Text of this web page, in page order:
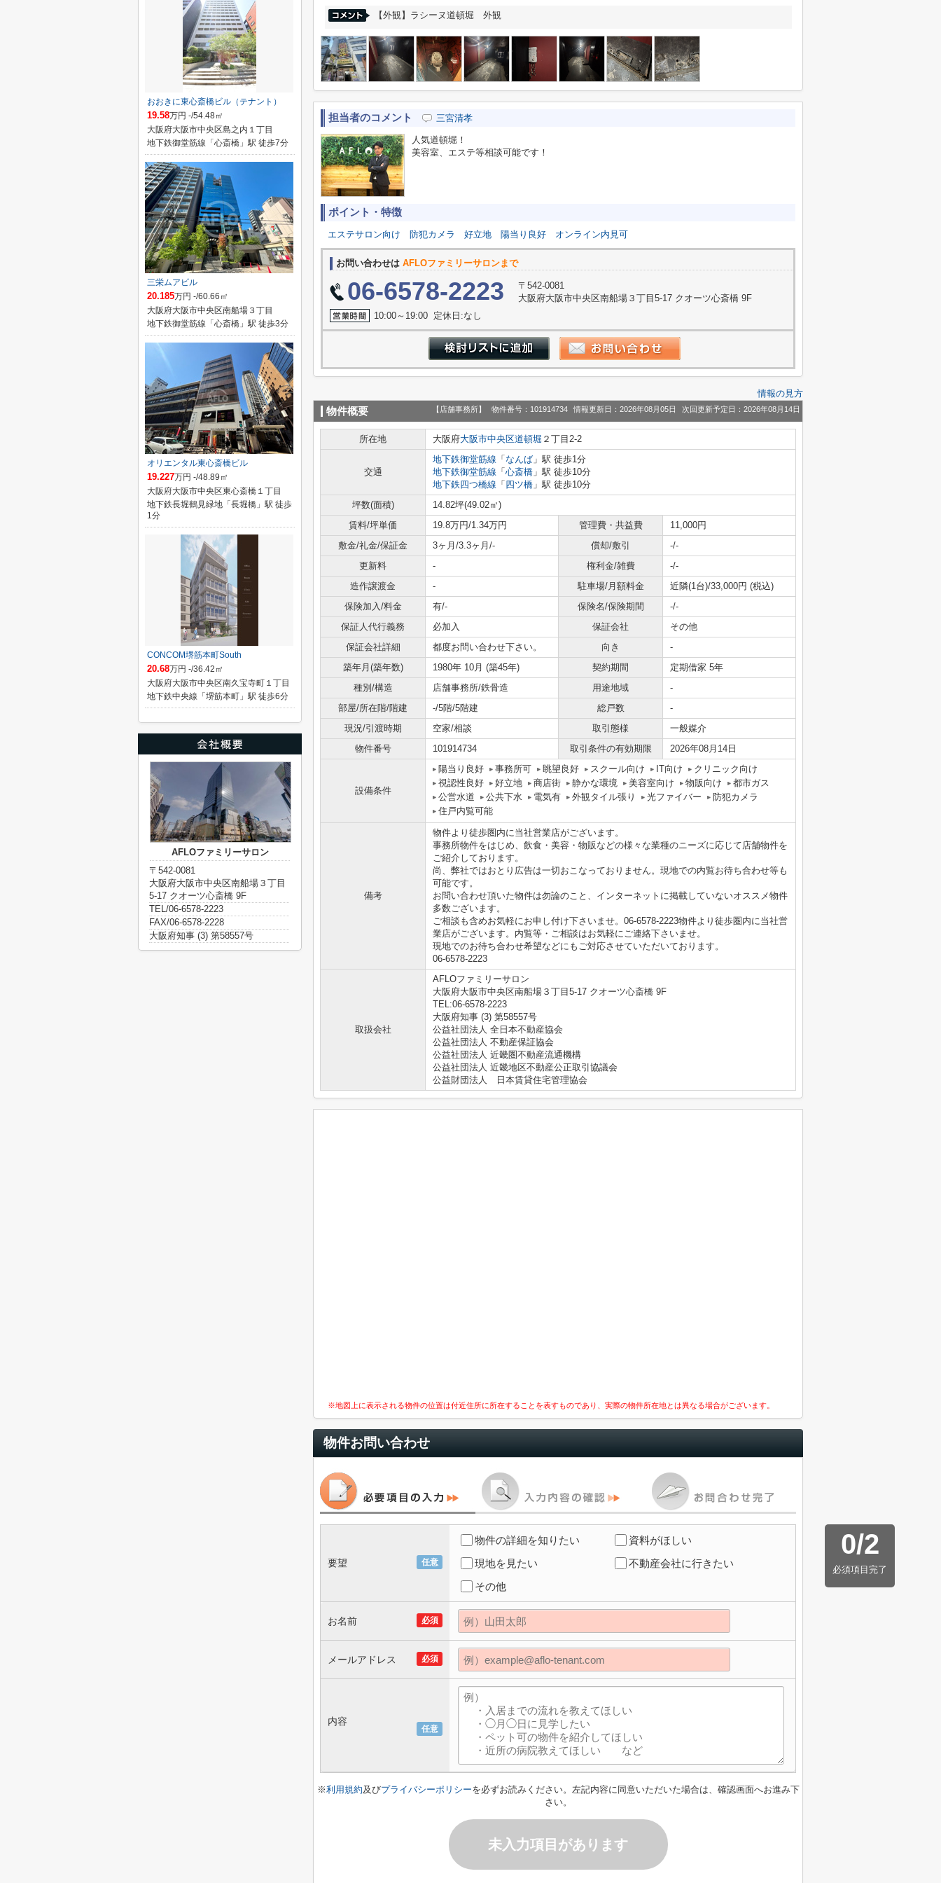
【外観】ラシーヌ道頓堀 外観
担当者のコメント 三宮清孝
人気道頓堀！
美容室、エステ等相談可能です！
ポイント・特徴
エステサロン向け 防犯カメラ 好立地 陽当り良好 オンライン内見可
お問い合わせは AFLOファミリーサロンまで
06-6578-2223
〒542-0081
大阪府大阪市中央区南船場３丁目5-17 クオーツ心斎橋 9F
10:00～19:00 定休日:なし
情報の見方
物件概要 【店舗事務所】 物件番号：101914734 情報更新日：2026年08月05日 次回更新予定日：2026年08月14日
所在地 大阪府大阪市中央区道頓堀 ２丁目2-2
交通
地下鉄御堂筋線 「 なんば 」駅 徒歩1分
地下鉄御堂筋線 「 心斎橋 」駅 徒歩10分
地下鉄四つ橋線 「 四ツ橋 」駅 徒歩10分
坪数(面積)
14.82坪(49.02㎡)
賃料/坪単価
19.8万円/1.34万円 管理費・共益費
11,000円
敷金/礼金/保証金
3ヶ月/3.3ヶ月/- 償却/敷引
-/-
更新料
- 権利金/雑費
-/-
造作譲渡金
- 駐車場/月額料金
近隣(1台)/33,000円 (税込)
保険加入/料金
有/- 保険名/保険期間
-/-
保証人代行義務
必加入 保証会社
その他
保証会社詳細
都度お問い合わせ下さい。 向き
-
築年月(築年数)
1980年 10月 (築45年) 契約期間
定期借家 5年
種別/構造
店舗事務所/鉄骨造 用途地域
-
部屋/所在階/階建
-/5階/5階建 総戸数
-
現況/引渡時期
空家/相談 取引態様
一般媒介
物件番号
101914734 取引条件の有効期限 2026年08月14日
設備条件
陽当り良好 事務所可 眺望良好 スクール向け IT向け
クリニック向け
視認性良好
好立地 商店街 静かな環境 美容室向け 物販向け
都市ガス
公営水道
公共下水 電気有 外観タイル張り 光ファイバー
防犯カメラ
住戸内覧可能
備考
物件より徒歩圏内に当社営業店がございます。
事務所物件をはじめ、飲食・美容・物販などの様々な業種のニーズに応じて店舗物件を
ご紹介しております。
尚、弊社ではおとり広告は一切おこなっておりません。現地での内覧お待ち合わせ等も
可能です。
お問い合わせ頂いた物件は勿論のこと、インターネットに掲載していないオススメ物件
多数ございます。
ご相談も含めお気軽にお申し付け下さいませ。06-6578-2223物件より徒歩圏内に当社営
業店がございます。内覧等・ご相談はお気軽にご連絡下さいませ。
現地でのお待ち合わせ希望などにもご対応させていただいております。
06-6578-2223
取扱会社
AFLOファミリーサロン
大阪府大阪市中央区南船場３丁目5-17 クオーツ心斎橋 9F
TEL:06-6578-2223
大阪府知事 (3) 第58557号
公益社団法人 全日本不動産協会
公益社団法人 不動産保証協会
公益社団法人 近畿圏不動産流通機構
公益社団法人 近畿地区不動産公正取引協議会
公益財団法人 日本賃貸住宅管理協会
※地図上に表示される物件の位置は付近住所に所在することを表すものであり、実際の物件所在地とは異なる場合がございます。
物件お問い合わせ
0/2
必須項目完了
任意
要望
物件の詳細を知りたい
資料がほしい
現地を見たい
不動産会社に行きたい
その他
必須
お名前
必須
メールアドレス
任意
内容
※利用規約及びプライバシーポリシーを必ずお読みください。左記内容に同意いただいた場合は、確認画面へお進み下
さい。
未入力項目があります
おおきに東心斎橋ビル（テナント）
19.58万円 -/54.48㎡
大阪府大阪市中央区島之内１丁目
地下鉄御堂筋線「心斎橋」駅 徒歩7分
三栄ムアビル
20.185万円 -/60.66㎡
大阪府大阪市中央区南船場３丁目
地下鉄御堂筋線「心斎橋」駅 徒歩3分
オリエンタル東心斎橋ビル
19.227万円 -/48.89㎡
大阪府大阪市中央区東心斎橋１丁目
地下鉄長堀鶴見緑地「長堀橋」駅 徒歩
1分
CONCOM堺筋本町South
20.68万円 -/36.42㎡
大阪府大阪市中央区南久宝寺町１丁目
地下鉄中央線「堺筋本町」駅 徒歩6分
AFLOファミリーサロン
〒542-0081
大阪府大阪市中央区南船場３丁目
5-17 クオーツ心斎橋 9F
TEL/06-6578-2223
FAX/06-6578-2228
大阪府知事 (3) 第58557号